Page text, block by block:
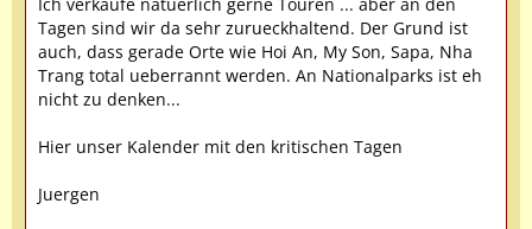
Tagen sind wir da sehr zurueckhaltend. Der Grund ist
auch, dass gerade Orte wie Hoi An, My Son, Sapa, Nha
Trang total ueberrannt werden. An Nationalparks ist eh
nicht zu denken...
Hier unser Kalender mit den kritischen Tagen
Juergen